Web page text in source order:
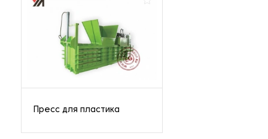
Пресс для пластика